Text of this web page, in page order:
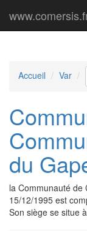
Accueil Var
du
la Communauté de
15/12/1995 est
Son siège se situe